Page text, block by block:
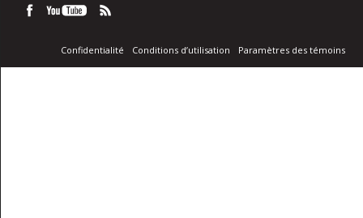
Confidentialité Conditions d’utilisation Paramètres des témoins